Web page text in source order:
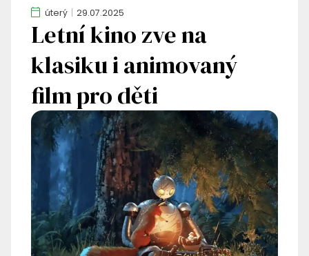
úterý 29.07.2025
Letní kino zve na
klasiku i animovaný
film pro děti